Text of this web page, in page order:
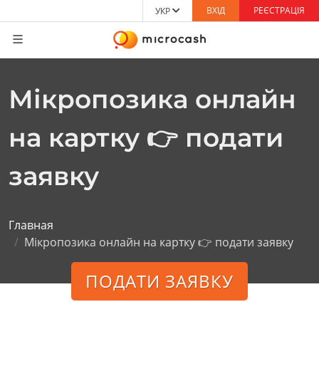
УКР ВХІД РЕЄСТРАЦІЯ
Мікропозика онлайн
на картку 👉 подати
заявку
Главная
Мікропозика онлайн на картку 👉 подати заявку
ПОДАТИ ЗАЯВКУ